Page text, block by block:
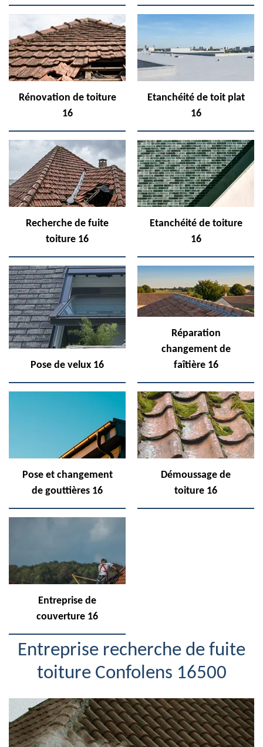
Rénovation de toiture
16
Etanchéité de toit plat
16
Recherche de fuite
toiture 16
Etanchéité de toiture
16
Pose de velux 16
Réparation
changement de
faîtière 16
Pose et changement
de gouttières 16
Démoussage de
toiture 16
Entreprise de
couverture 16
Entreprise recherche de fuite
toiture Confolens 16500